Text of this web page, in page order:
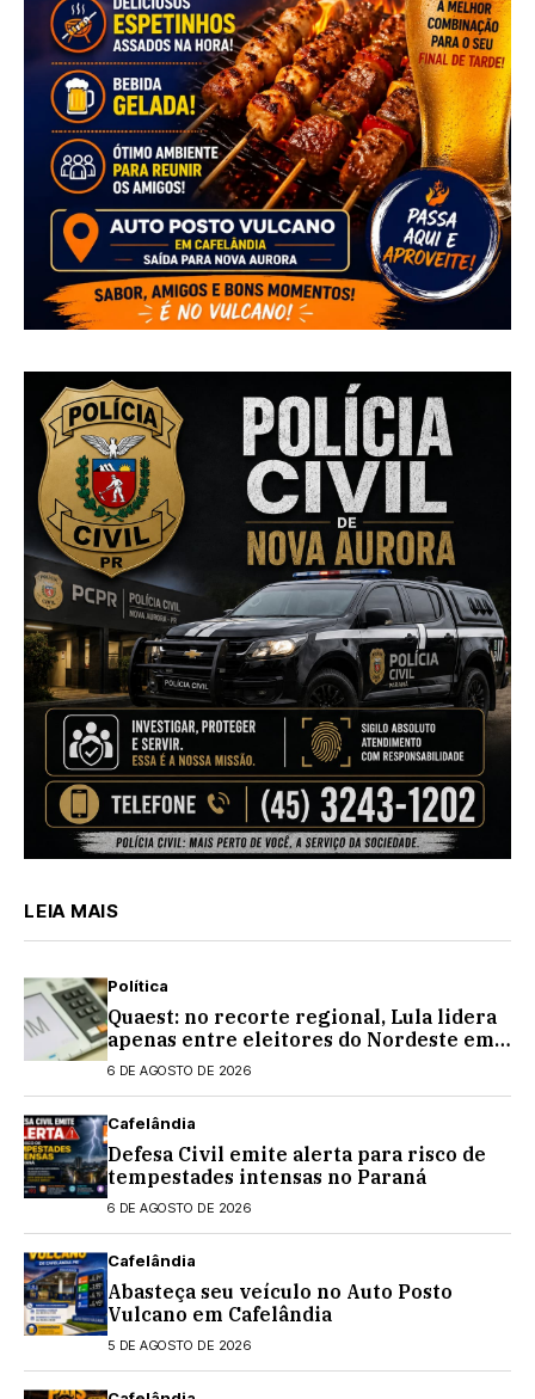
LEIA MAIS
Política
Quaest: no recorte regional, Lula lidera
apenas entre eleitores do Nordeste em
eventual 2º turno contra Flávio
6 DE AGOSTO DE 2026
Cafelândia
Defesa Civil emite alerta para risco de
tempestades intensas no Paraná
6 DE AGOSTO DE 2026
Cafelândia
Abasteça seu veículo no Auto Posto
Vulcano em Cafelândia
5 DE AGOSTO DE 2026